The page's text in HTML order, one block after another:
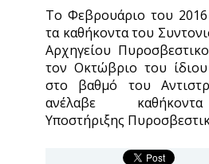
Το Φεβρουάριο του
τα καθήκοντα του
Αρχηγείου
τον Οκτώβριο του
στο βαθμό του
ανέλαβε
Υποστήριξης